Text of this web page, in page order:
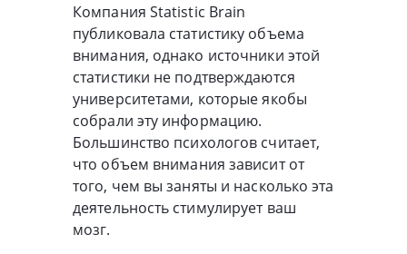
Компания Statistic Brain
публиковала статистику объема
внимания, однако источники этой
статистики не подтверждаются
университетами, которые якобы
собрали эту информацию.
Большинство психологов считает,
что объем внимания зависит от
того, чем вы заняты и насколько эта
деятельность стимулирует ваш
мозг.